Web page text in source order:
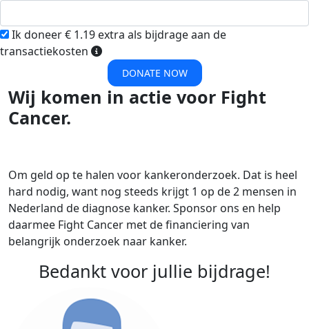
Ik doneer € 1.19 extra als bijdrage aan de
transactiekosten
DONATE NOW
Wij komen in actie voor Fight
Cancer.
Om geld op te halen voor kankeronderzoek. Dat is heel
hard nodig, want nog steeds krijgt 1 op de 2 mensen in
Nederland de diagnose kanker. Sponsor ons en help
daarmee Fight Cancer met de financiering van
belangrijk onderzoek naar kanker.
Bedankt voor jullie bijdrage!